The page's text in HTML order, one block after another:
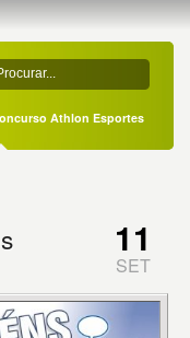
Athlon Esportes
11
SET